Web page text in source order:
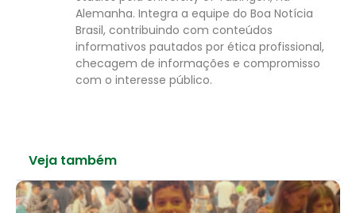
Alemanha. Integra a equipe do Boa Notícia
Brasil, contribuindo com conteúdos
informativos pautados por ética profissional,
checagem de informações e compromisso
com o interesse público.
Veja também